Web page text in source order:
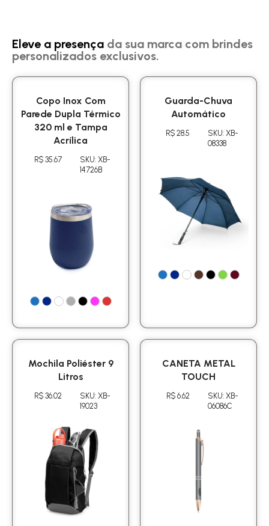
Eleve a presença da sua marca com brindes
personalizados exclusivos.
Copo Inox Com
Parede Dupla Térmico
320 ml e Tampa
Acrílica
R$ 35.67
SKU: XB-
14726B
Guarda-Chuva
Automático
R$ 28.5
SKU: XB-
08338
Mochila Poliéster 9
Litros
R$ 36.02
SKU: XB-
19023
CANETA METAL
TOUCH
R$ 6.62
SKU: XB-
06086C